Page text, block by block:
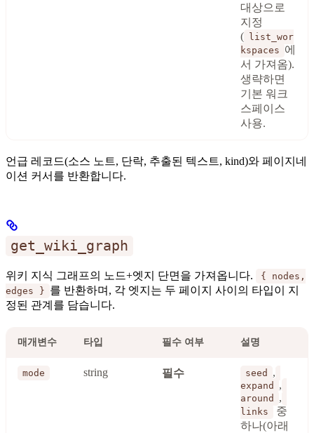
대상으로
지정
(
list_wor
kspaces 에
서 가져옴).
생략하면
기본 워크
스페이스
사용.
언급 레코드(소스 노트, 단락, 추출된 텍스트, kind)와 페이지네
이션 커서를 반환합니다.
get_wiki_graph
위키 지식 그래프의 노드+엣지 단면을 가져옵니다.
{ nodes,
edges } 를 반환하며, 각 엣지는 두 페이지 사이의 타입이 지
정된 관계를 담습니다.
매개변수 타입 필수 여부 설명
mode string 필수 seed ,
expand ,
around ,
links
중
하나(아래